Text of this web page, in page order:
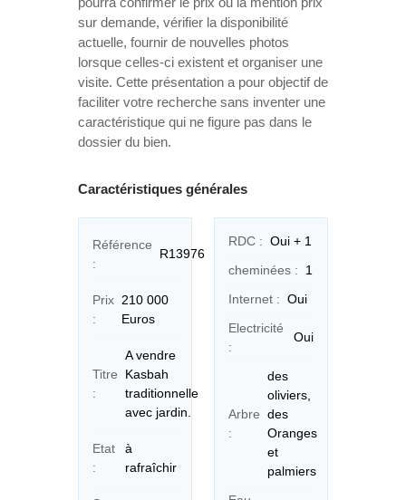
sur demande, vérifier la disponibilité
actuelle, fournir de nouvelles photos
lorsque celles-ci existent et organiser une
visite. Cette présentation a pour objectif de
faciliter votre recherche sans inventer une
caractéristique qui ne figure pas dans le
dossier du bien.
Caractéristiques générales
Référence
:
R13976
Prix
:
210 000
Euros
Titre
:
A vendre
Kasbah
traditionnelle
avec jardin.
Etat
:
à
rafraîchir
RDC : Oui + 1
cheminées :
1
Internet : Oui
Electricité
:
Oui
Arbre
:
des
oliviers,
des
Oranges
et
palmiers